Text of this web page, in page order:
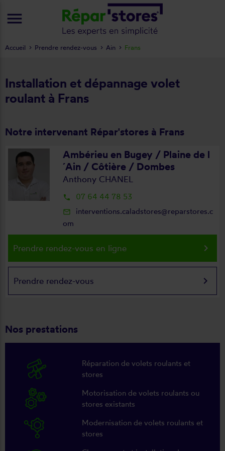
Installation et dépannage volet
roulant à Frans
Notre intervenant Répar'stores à Frans
Ambérieu en Bugey / Plaine de l
´Ain / Côtière / Dombes
Anthony CHANEL
local_phone 07 64 44 78 53
mail_outline
interventions.caladstores@reparstores.c
om
Prendre rendez-vous en ligne keyboard_arrow_right
Prendre rendez-vous keyboard_arrow_right
Nos prestations
Réparation de volets roulants et
stores
Motorisation de volets roulants ou
stores existants
Modernisation de volets roulants et
stores
Accueil Prendre rendez-vous Ain Frans
menu